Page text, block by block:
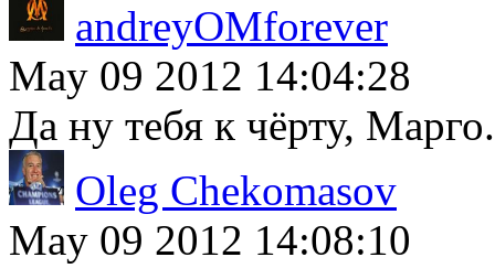
andreyOMforever
May 09 2012 14:04:28
Да ну тебя к чёрту,
Oleg Chekomasov
May 09 2012 14:08:10